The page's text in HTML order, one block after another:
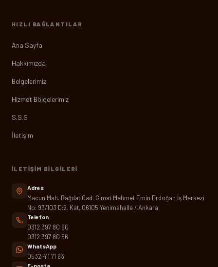
HIZLI BAĞLANTILAR
Ana Sayfa
Hakkımızda
Belgelerimiz
Hizmet Bölgelerimiz
S.S.S
İletişim
İLETIŞIM BILGILERI
Adres
Macun Mah. Bağdat Cad. Gimat Mehmet Emin Erdoğan İş Merkezi
No: 93/103 D:2. Kat, 06105 Yenimahalle / Ankara
Telefon
0312 397 80 60
0312 397 80 56
WhatsApp
0532 411 71 63
E-posta